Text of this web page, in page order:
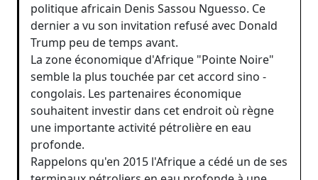
politique africain Denis Sassou Nguesso. Ce
dernier a vu son invitation refusé avec Donald
Trump peu de temps avant.
La zone économique d'Afrique "Pointe Noire"
semble la plus touchée par cet accord sino -
congolais. Les partenaires économique
souhaitent investir dans cet endroit où règne
une importante activité pétrolière en eau
profonde.
Rappelons qu'en 2015 l'Afrique a cédé un de ses